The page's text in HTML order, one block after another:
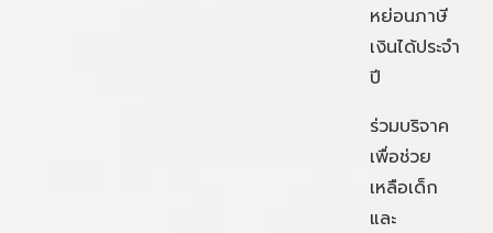
หย่อนภาษี
เงินได้ประจำ
ปี
ร่วมบริจาค
เพื่อช่วย
เหลือเด็ก
และ